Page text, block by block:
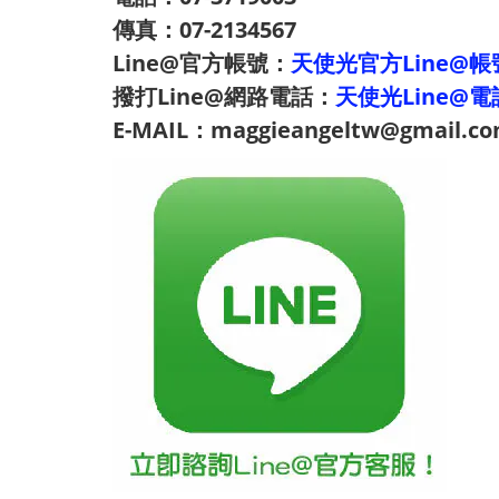
傳真：07-2134567
Line@官方帳號： 天使光官方Line@帳
撥打Line@網路電話： 天使光Line@電
E-MAIL：